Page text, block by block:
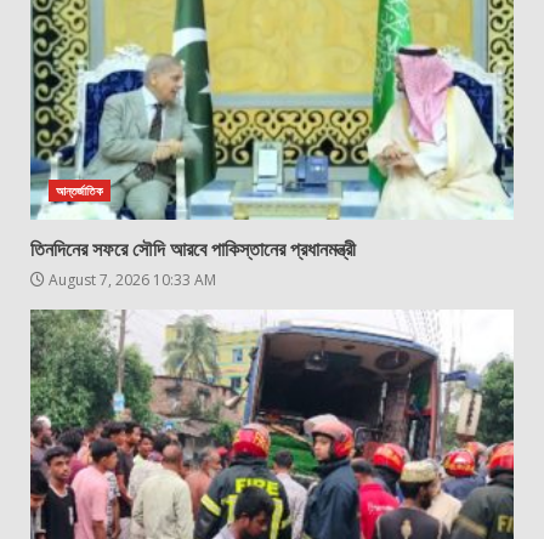
আন্তর্জাতিক
তিনদিনের সফরে সৌদি আরবে পাকিস্তানের প্রধানমন্ত্রী
August 7, 2026 10:33 AM